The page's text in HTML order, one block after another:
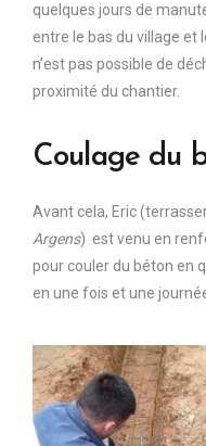
quelques jours de
entre le bas du village et
n’est pas possible de
proximité du chantier.
Coulage du
Avant cela, Eric
Argens) est venu en
pour couler du béton en
en une fois et une